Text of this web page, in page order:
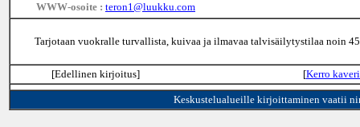
WWW-osoite : teron1@luukku.com
Tarjotaan vuokralle turvallista, kuivaa ja ilmavaa talvisäilytystilaa noin
[Edellinen kirjoitus] [Kerro
Keskustelualueille kirjoittaminen vaatii